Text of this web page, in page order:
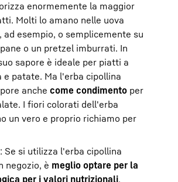
enormemente la maggior
Molti lo amano nelle uova
ad esempio, o semplicemente su
o un pretzel imburrati. In
sapore è ideale per piatti a
e patate. Ma l'erba cipollina
anche come condimento per
I fiori colorati dell'erba
un vero e proprio richiamo per
Se si utilizza l'erba cipollina
negozio, è meglio optare per la
per i valori nutrizionali.